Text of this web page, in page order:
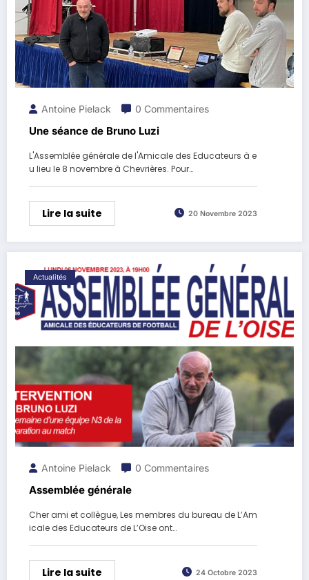
Antoine Pielack 0 Commentaires
Une séance de Bruno Luzi
L'Assemblée générale de l'Amicale des Educateurs à e
u lieu le 8 novembre à Chevrières. Pour…
Lire la suite 20 Novembre 2023
Actualités
Antoine Pielack 0 Commentaires
Assemblée générale
Cher ami et collègue, Les membres du bureau de L’Am
icale des Educateurs de L’Oise ont…
Lire la suite 24 Octobre 2023